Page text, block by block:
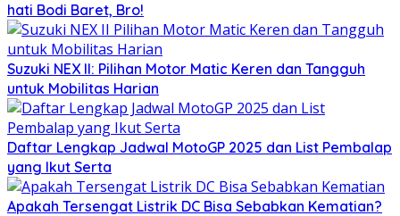
hati Bodi Baret, Bro!
Suzuki NEX II: Pilihan Motor Matic Keren dan Tangguh
untuk Mobilitas Harian
Daftar Lengkap Jadwal MotoGP 2025 dan List Pembalap
yang Ikut Serta
Apakah Tersengat Listrik DC Bisa Sebabkan Kematian?